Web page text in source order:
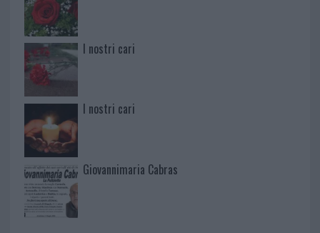
I nostri cari
I nostri cari
Giovannimaria Cabras